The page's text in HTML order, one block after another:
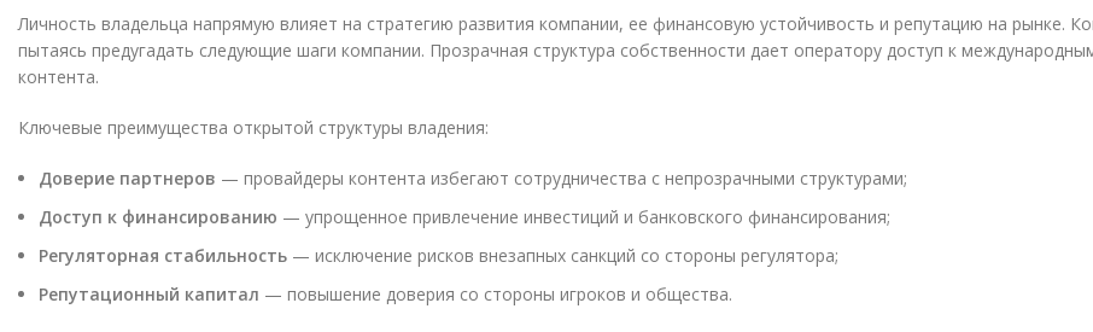
Личность владельца напрямую влияет на стратегию развития компании, ее финансовую устойчивость и репутацию на рынке.
пытаясь предугадать следующие шаги компании. Прозрачная структура собственности дает оператору доступ к
контента.
Ключевые преимущества открытой структуры владения:
Доверие партнеров — провайдеры контента избегают сотрудничества с непрозрачными структурами;
Доступ к финансированию — упрощенное привлечение инвестиций и банковского финансирования;
Регуляторная стабильность — исключение рисков внезапных санкций со стороны регулятора;
Репутационный капитал — повышение доверия со стороны игроков и общества.